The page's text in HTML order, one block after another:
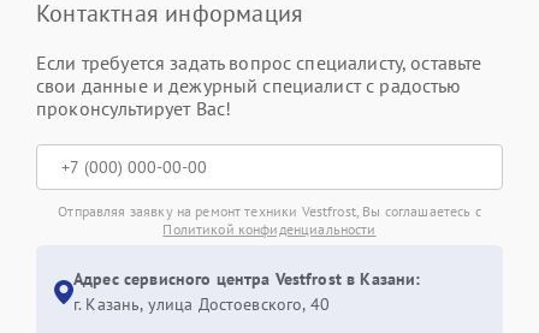
Контактная информация
Если требуется задать вопрос специалисту, оставьте
свои данные и дежурный специалист с радостью
проконсультирует Вас!
Отправляя заявку на ремонт техники Vestfrost, Вы соглашаетесь с
Политикой конфиденциальности
Адрес сервисного центра Vestfrost в Казани:
г. Казань, улица Достоевского, 40